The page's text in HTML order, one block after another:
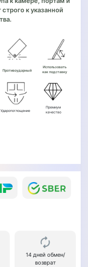
к указанной
Противоударный
Использовать
как подставку
Ударопоглощение
Премиум
качество
14 дней обмен/
возврат